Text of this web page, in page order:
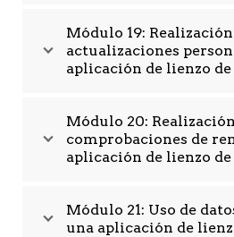
Módulo 19:
actualizaciones
aplicación de lienzo
Módulo 20:
comprobaciones de
aplicación de lienzo
Módulo 21: Uso de
una aplicación de